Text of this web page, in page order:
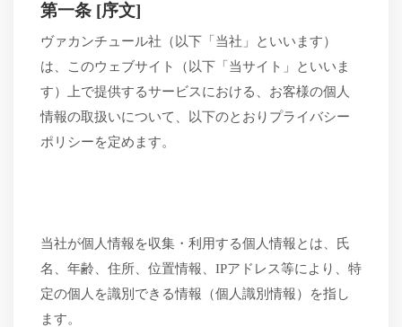
第一条 [序文]
ヴァカンチュール社（以下「当社」といいます）
は、このウェブサイト（以下「当サイト」といいま
す）上で提供するサービスにおける、お客様の個人
情報の取扱いについて、以下のとおりプライバシー
ポリシーを定めます。
当社が個人情報を収集・利用する個人情報とは、氏
名、年齢、住所、位置情報、 IPアドレス等により、特
定の個人を識別できる情報（個人識別情報）を指し
ます。